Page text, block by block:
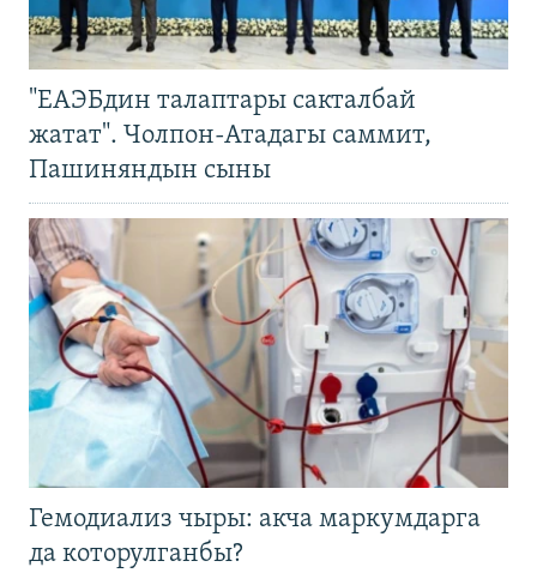
"ЕАЭБдин талаптары сакталбай
жатат". Чолпон-Атадагы саммит,
Пашиняндын сыны
Гемодиализ чыры: акча маркумдарга
да которулганбы?